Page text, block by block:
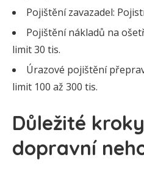
Pojištění zavazadel:
Pojištění nákladů na
limit 30 tis.
Úrazové pojištění
limit 100 až 300 tis.
Důležité
dopravní